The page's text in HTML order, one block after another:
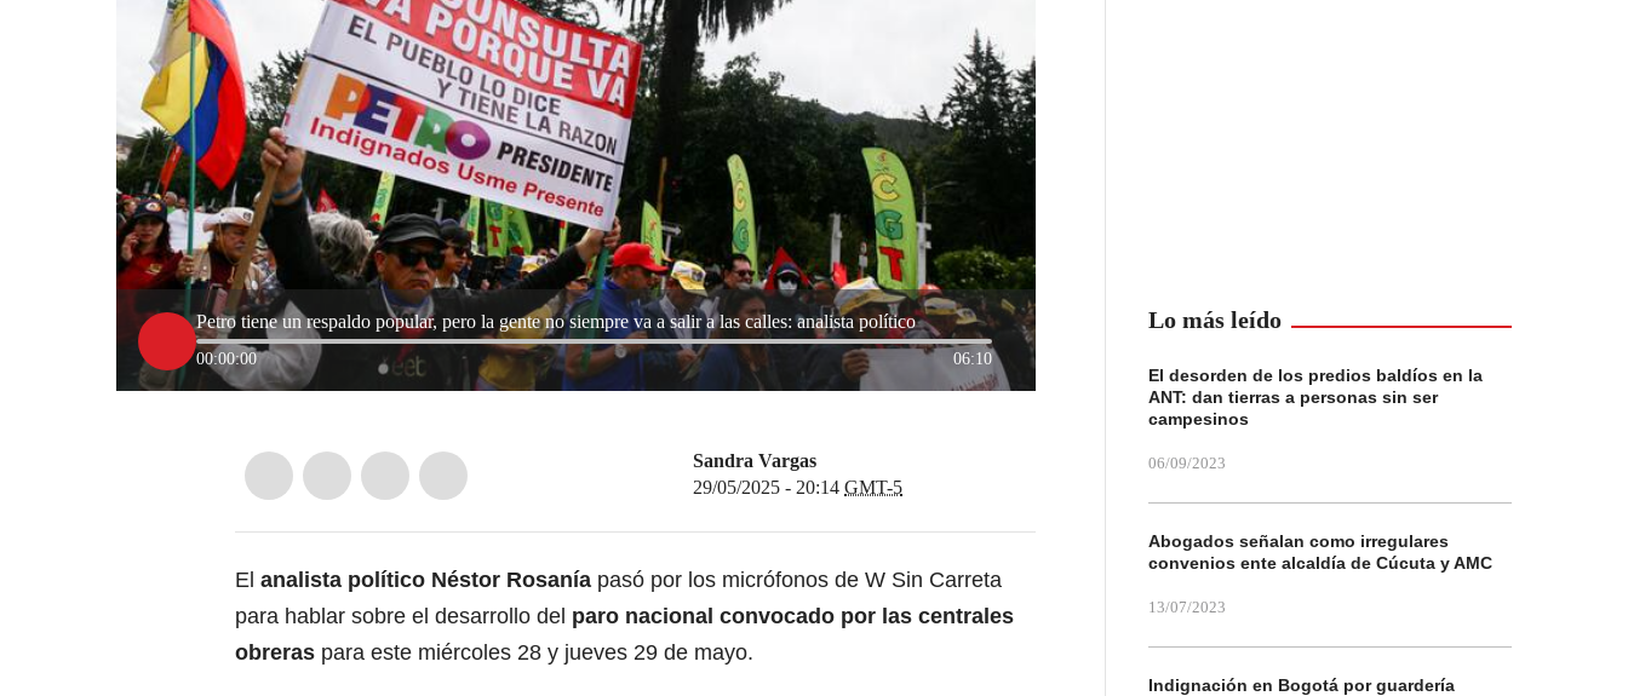
Petro tiene un respaldo popular, pero la gente no siempre va a salir a las calles: analista político
00:00:00 06:10
Sandra Vargas
29/05/2025 - 20:14 GMT-5
El analista político Néstor Rosanía pasó por los micrófonos de W Sin Carreta
para hablar sobre el desarrollo del paro nacional convocado por las centrales
obreras para este miércoles 28 y jueves 29 de mayo.
Lo más leído
El desorden de los predios baldíos en la
ANT: dan tierras a personas sin ser
campesinos
06/09/2023
Abogados señalan como irregulares
convenios ente alcaldía de Cúcuta y AMC
13/07/2023
Indignación en Bogotá por guardería